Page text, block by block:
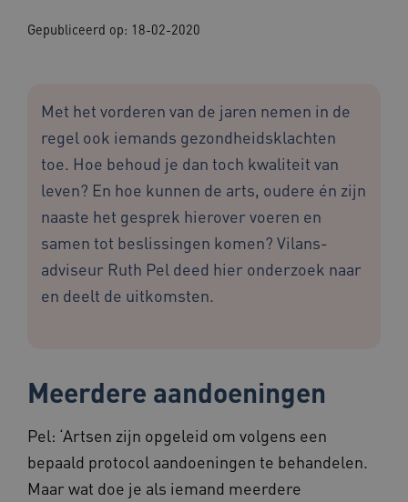
Gepubliceerd op: 18-02-2020
Met het vorderen van de jaren nemen in de
regel ook iemands gezondheidsklachten
toe. Hoe behoud je dan toch kwaliteit van
leven? En hoe kunnen de arts, oudere én zijn
naaste het gesprek hierover voeren en
samen tot beslissingen komen? Vilans-
adviseur Ruth Pel deed hier onderzoek naar
en deelt de uitkomsten.
Meerdere aandoeningen
Pel: ‘Artsen zijn opgeleid om volgens een
bepaald protocol aandoeningen te behandelen.
Maar wat doe je als iemand meerdere